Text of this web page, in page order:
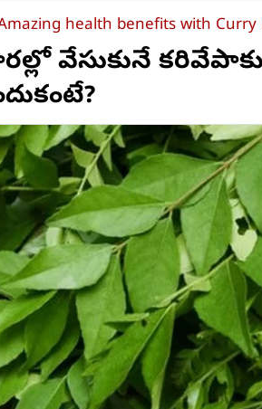
health benefits with Curry
వేసుకునే